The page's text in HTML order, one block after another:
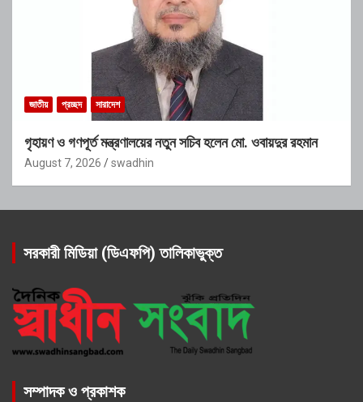
জাতীয় প্রচ্ছদ সারাদেশ
গৃহায়ণ ও গণপূর্ত মন্ত্রণালয়ের নতুন সচিব হলেন মো. ওবায়দুর রহমান
August 7, 2026 swadhin
সরকারী মিডিয়া (ডিএফপি) তালিকাভুক্ত
সম্পাদক ও প্রকাশক